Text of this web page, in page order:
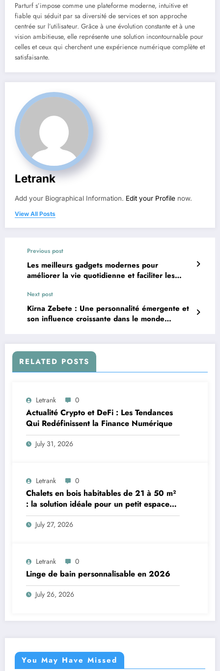
Parturf s’impose comme une plateforme moderne, intuitive et
fiable qui séduit par sa diversité de services et son approche
centrée sur l’utilisateur. Grâce à une évolution constante et à une
vision ambitieuse, elle représente une solution incontournable pour
celles et ceux qui cherchent une expérience numérique complète et
satisfaisante.
Letrank
Add your Biographical Information. Edit your Profile now.
View All Posts
Previous post
Les meilleurs gadgets modernes pour
améliorer la vie quotidienne et faciliter les
Next post
Kirna Zebete : Une personnalité émergente et
son influence croissante dans le monde
RELATED POSTS
Letrank 0
Actualité Crypto et DeFi : Les Tendances
Qui Redéfinissent la Finance Numérique
July 31, 2026
Letrank 0
Chalets en bois habitables de 21 à 50 m²
: la solution idéale pour un petit espace
de vie
July 27, 2026
Letrank 0
Linge de bain personnalisable en 2026
July 26, 2026
You May Have Missed